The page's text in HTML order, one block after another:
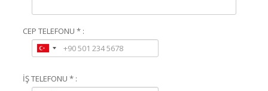
CEP TELEFONU * :
İŞ TELEFONU * :